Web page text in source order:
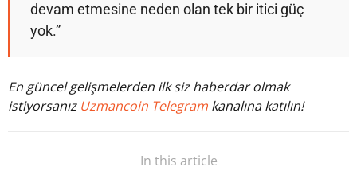
devam etmesine neden olan tek bir itici güç
yok.”
En güncel gelişmelerden ilk siz haberdar olmak
istiyorsanız Uzmancoin Telegram kanalına katılın!
In this article